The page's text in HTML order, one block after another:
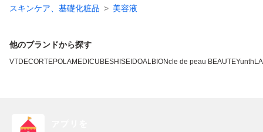
スキンケア、基礎化粧品
美容液
他のブランドから探す
VTDECORTEPOLAMEDICUBESHISEIDOALBIONcle de peau BEAUTEYunth